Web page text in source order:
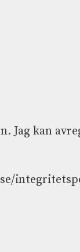
Jag kan